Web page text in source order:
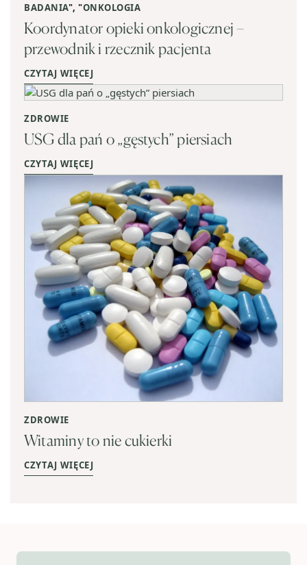
BADANIA", "ONKOLOGIA
Koordynator opieki onkologicznej –
przewodnik i rzecznik pacjenta
CZYTAJ WIĘCEJ
ZDROWIE
USG dla pań o „gęstych” piersiach
CZYTAJ WIĘCEJ
ZDROWIE
Witaminy to nie cukierki
CZYTAJ WIĘCEJ